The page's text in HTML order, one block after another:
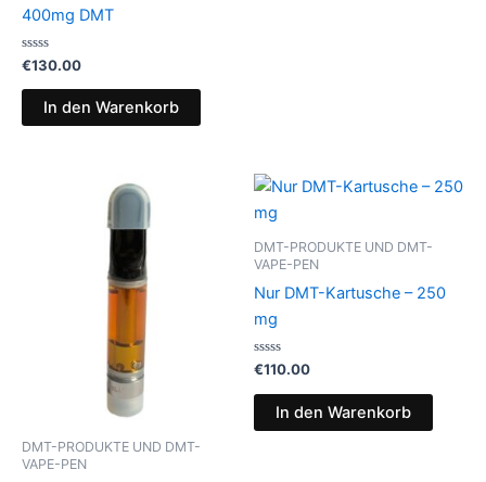
400mg DMT
Bewertet
mit
0
€130.00
In den Warenkorb
DMT-PRODUKTE UND DMT-
VAPE-PEN
DMT-PRODUKTE UND DMT-
VAPE-PEN
Nur DMT-Kartusche – 250
mg
Bewertet
0
€110.00
In den Warenkorb